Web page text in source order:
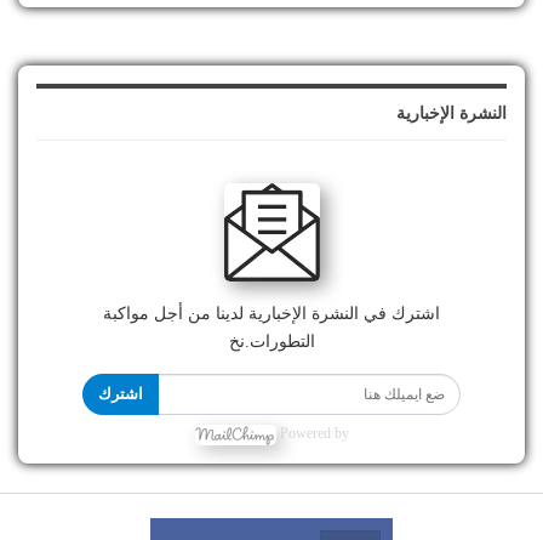
النشرة الإخبارية
اشترك في النشرة الإخبارية لدينا من أجل مواكبة
التطورات.نخ
اشترك
Powered by